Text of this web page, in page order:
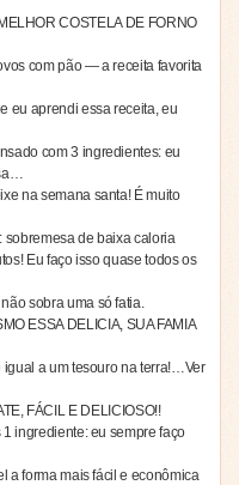
COSTELA DE FORNO
com pão — a receita favorita
eu aprendi essa receita, eu
com 3 ingredientes: eu
na semana santa! É muito
sobremesa de baixa caloria
Eu faço isso quase todos os
sobra uma só fatia.
ESSA DELICIA, SUA FAMIA
igual a um tesouro na terra!…Ver
FÁCIL E DELICIOSO!!
ingrediente: eu sempre faço
a forma mais fácil e econômica